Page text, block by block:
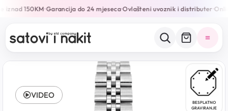
150KM•Garancija do 24 mjeseca•Ovlašteni uvoznik i distributer•
BESPLATNO
GRAVIRANJE
VIDEO